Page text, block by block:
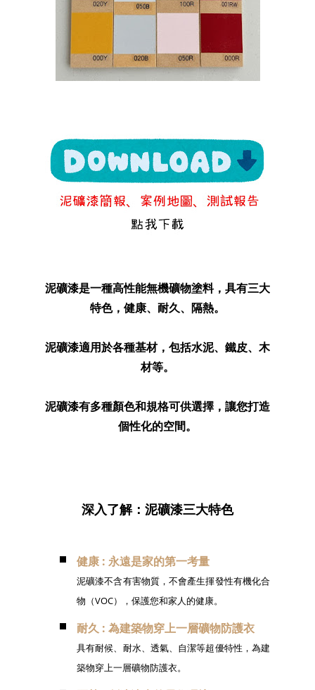
泥礦漆是一種高性能無機礦物塗料，具有三大
特色，健康、耐久、隔熱。
泥礦漆適用於各種基材，包括水泥、鐵皮、木
材等。
泥礦漆有多種顏色和規格可供選擇，讓您打造
個性化的空間。
深入了解：泥礦漆三大特色
健康 : 永遠是家的第一考量
泥礦漆不含有害物質，不會產生揮發性有機化合
物（VOC），保護您和家人的健康。
耐久 : 為建築物穿上一層礦物防護衣
具有耐候、耐水、透氣、自潔等超優特性，為建
築物穿上一層礦物防護衣。